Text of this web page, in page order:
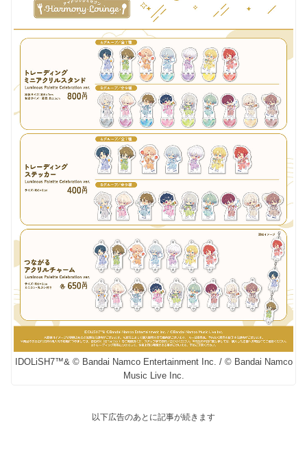
IDOLiSH7™& © Bandai Namco Entertainment Inc. / © Bandai Namco
Music Live Inc.
以下広告のあとに記事が続きます